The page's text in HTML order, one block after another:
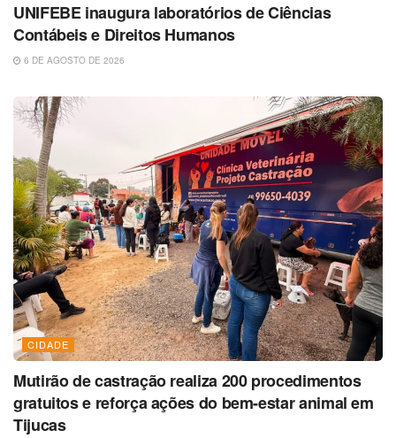
UNIFEBE inaugura laboratórios de Ciências
Contábeis e Direitos Humanos
6 DE AGOSTO DE 2026
CIDADE
Mutirão de castração realiza 200 procedimentos
gratuitos e reforça ações do bem-estar animal em
Tijucas